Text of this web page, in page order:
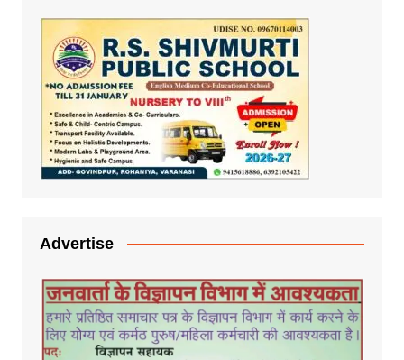
Advertise